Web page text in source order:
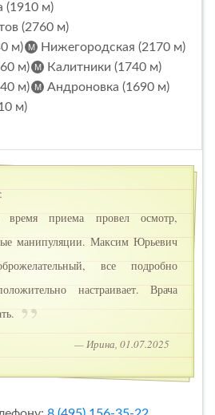
(1910 м)
(2760 м)
м)
Нижегородская (2170 м)
м)
Калитники (1740 м)
м)
Андроновка (1690 м)
м)
приема провел осмотр,
манипуляции. Максим Юрьевич
все подробно
настраивает. Врача
— Ирина, 01.07.2025